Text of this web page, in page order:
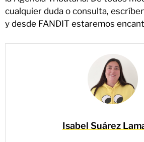
cualquier duda o consulta,
y desde FANDIT estaremos
Isabel Suárez